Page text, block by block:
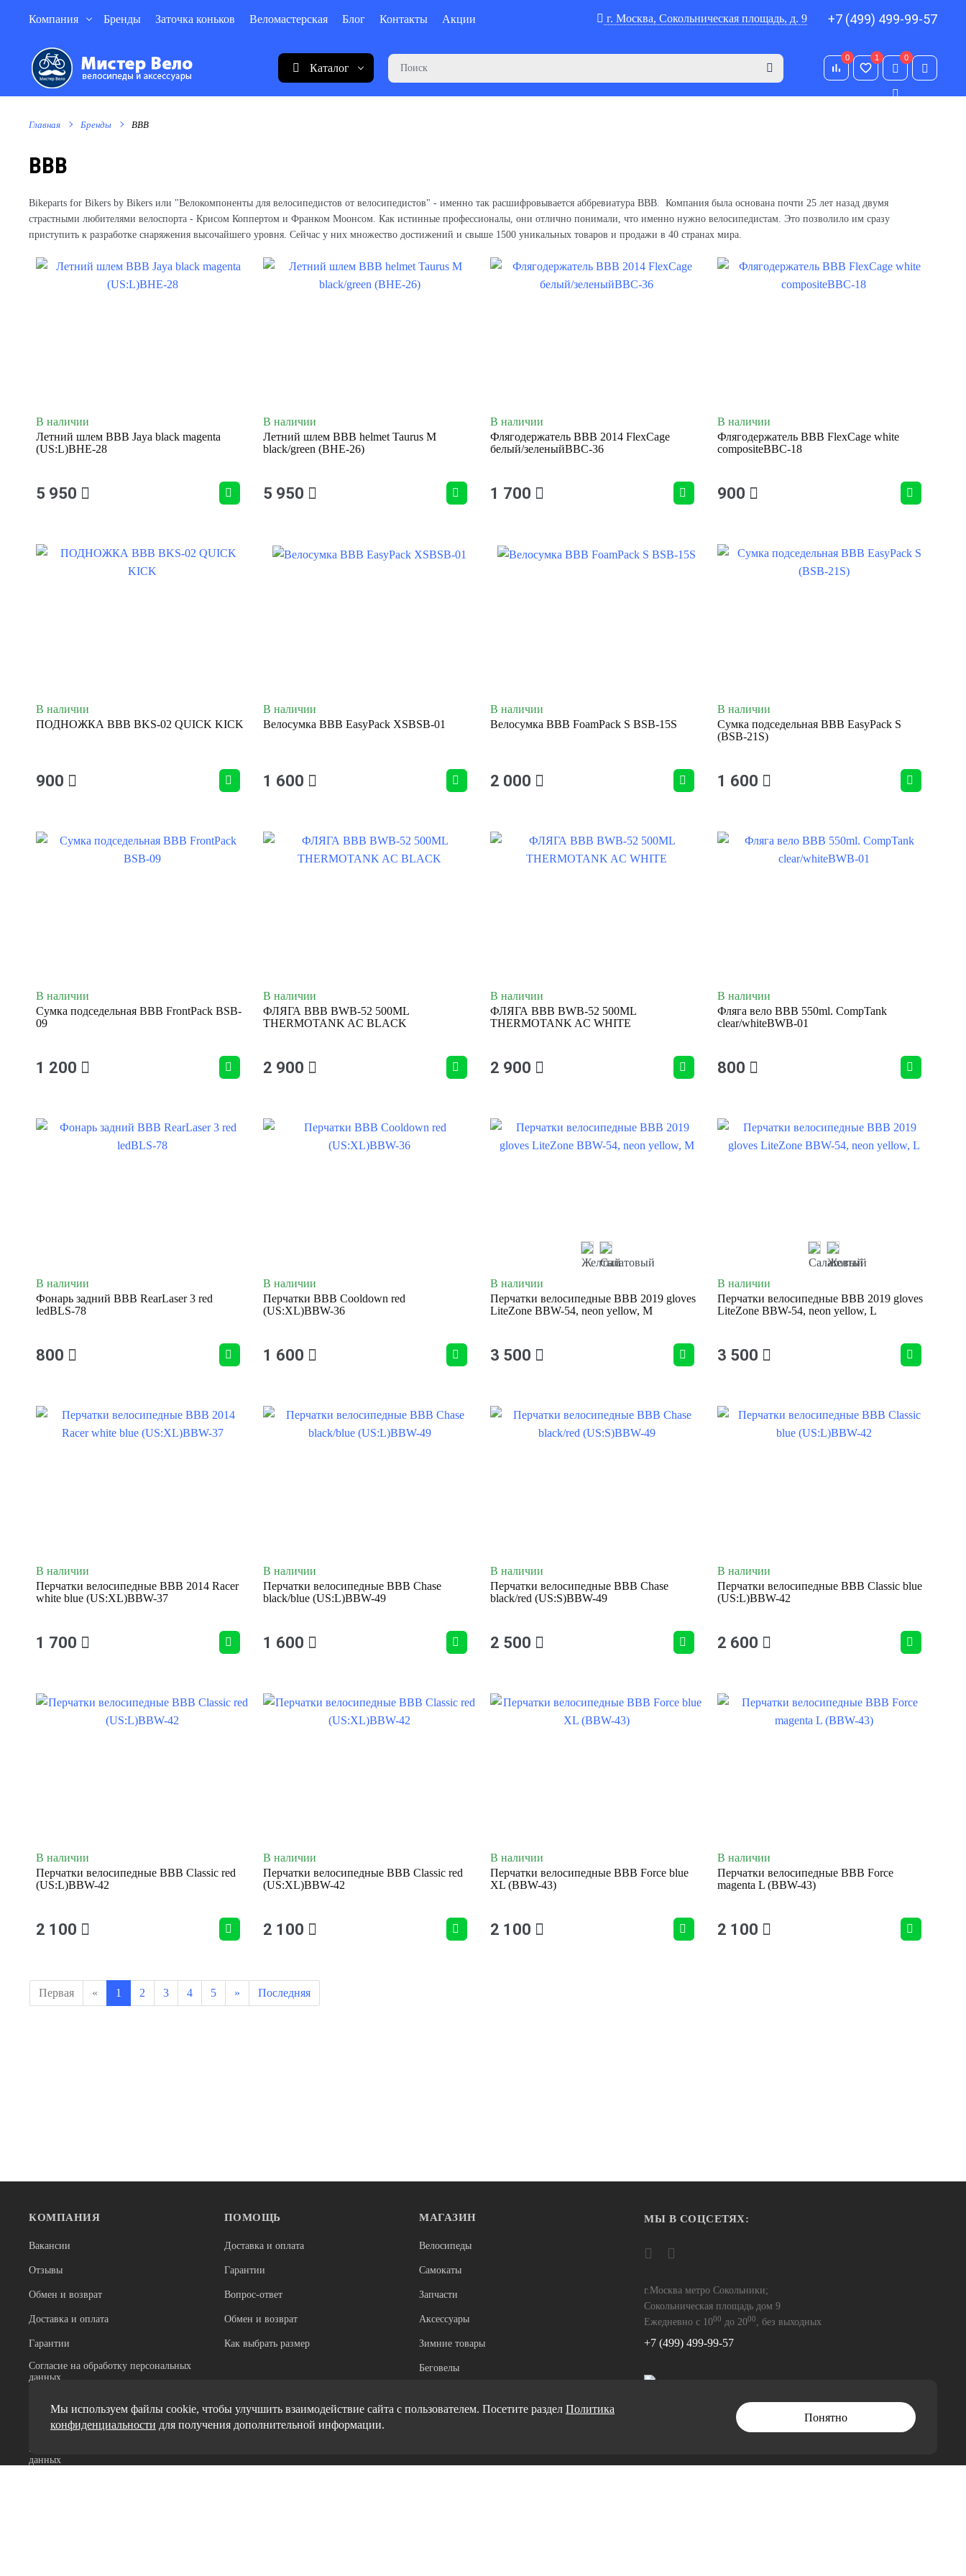
Компания Бренды Заточка коньков Веломастерская Блог Контакты Акции г. Москва, Сокольническая площадь, д. 9 +7 (499) 499-99-57
0 1 0
0
Каталог
Главная Бренды BBB
BBB
Bikeparts for Bikers by Bikers или "Велокомпоненты для велосипедистов от велосипедистов" - именно так расшифровывается аббревиатура BBB. Компания была основана почти 25 лет назад двумя
страстными любителями велоспорта - Крисом Коппертом и Франком Моонсом. Как истинные профессионалы, они отлично понимали, что именно нужно велосипедистам. Это позволило им сразу
приступить к разработке снаряжения высочайшего уровня. Сейчас у них множество достижений и свыше 1500 уникальных товаров и продажи в 40 странах мира.
В наличии
Летний шлем BBB Jaya black magenta
(US:L)BHE-28
5 950
В наличии
Летний шлем BBB helmet Taurus M
black/green (BHE-26)
5 950
В наличии
Флягодержатель BBB 2014 FlexCage
белый/зеленыйBBC-36
1 700
В наличии
Флягодержатель BBB FlexCage white
compositeBBC-18
900
В наличии
ПОДНОЖКА BBB BKS-02 QUICK KICK
900
В наличии
Велосумка BBB EasyPack XSBSB-01
1 600
В наличии
Велосумка BBB FoamPack S BSB-15S
2 000
В наличии
Сумка подседельная BBB EasyPack S
(BSB-21S)
1 600
В наличии
Сумка подседельная BBB FrontPack BSB-
09
1 200
В наличии
ФЛЯГА BBB BWB-52 500ML
THERMOTANK AC BLACK
2 900
В наличии
ФЛЯГА BBB BWB-52 500ML
THERMOTANK AC WHITE
2 900
В наличии
Фляга вело BBB 550ml. CompTank
clear/whiteBWB-01
800
В наличии
Фонарь задний BBB RearLaser 3 red
ledBLS-78
800
В наличии
Перчатки BBB Cooldown red
(US:XL)BBW-36
1 600
В наличии
Перчатки велосипедные BBB 2019 gloves
LiteZone BBW-54, neon yellow, M
3 500
В наличии
Перчатки велосипедные BBB 2019 gloves
LiteZone BBW-54, neon yellow, L
3 500
В наличии
Перчатки велосипедные BBB 2014 Racer
white blue (US:XL)BBW-37
1 700
В наличии
Перчатки велосипедные BBB Chase
black/blue (US:L)BBW-49
1 600
В наличии
Перчатки велосипедные BBB Chase
black/red (US:S)BBW-49
2 500
В наличии
Перчатки велосипедные BBB Classic blue
(US:L)BBW-42
2 600
В наличии
Перчатки велосипедные BBB Classic red
(US:L)BBW-42
2 100
В наличии
Перчатки велосипедные BBB Classic red
(US:XL)BBW-42
2 100
В наличии
Перчатки велосипедные BBB Force blue
XL (BBW-43)
2 100
В наличии
Перчатки велосипедные BBB Force
magenta L (BBW-43)
2 100
Первая « 1 2 3 4 5 » Последняя
КОМПАНИЯ
Вакансии
Отзывы
Обмен и возврат
Доставка и оплата
Гарантии
Согласие на обработку персональных
данных
Миссия и ценности
Политики обработки персональных
данных
ПОМОЩЬ
Доставка и оплата
Гарантии
Вопрос-ответ
Обмен и возврат
Как выбрать размер
МАГАЗИН
Велосипеды
Самокаты
Запчасти
Аксессуары
Зимние товары
Беговелы
МЫ В СОЦСЕТЯХ:
г.Москва метро Сокольники;
Сокольническая площадь дом 9
Ежедневно с 1000 до 2000, без выходных
+7 (499) 499-99-57
Мы используем файлы cookie, чтобы улучшить взаимодействие сайта с пользователем. Посетите раздел Политика
конфиденциальности для получения дополнительной информации.
Понятно